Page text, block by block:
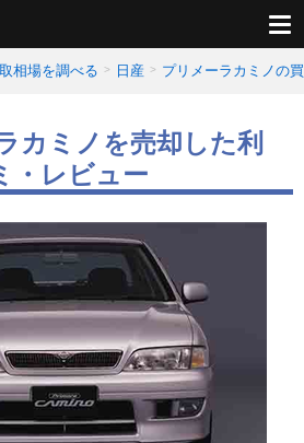
相場を調べる 日産 プリメーラカミノの
カミノを売却した利
・レビュー